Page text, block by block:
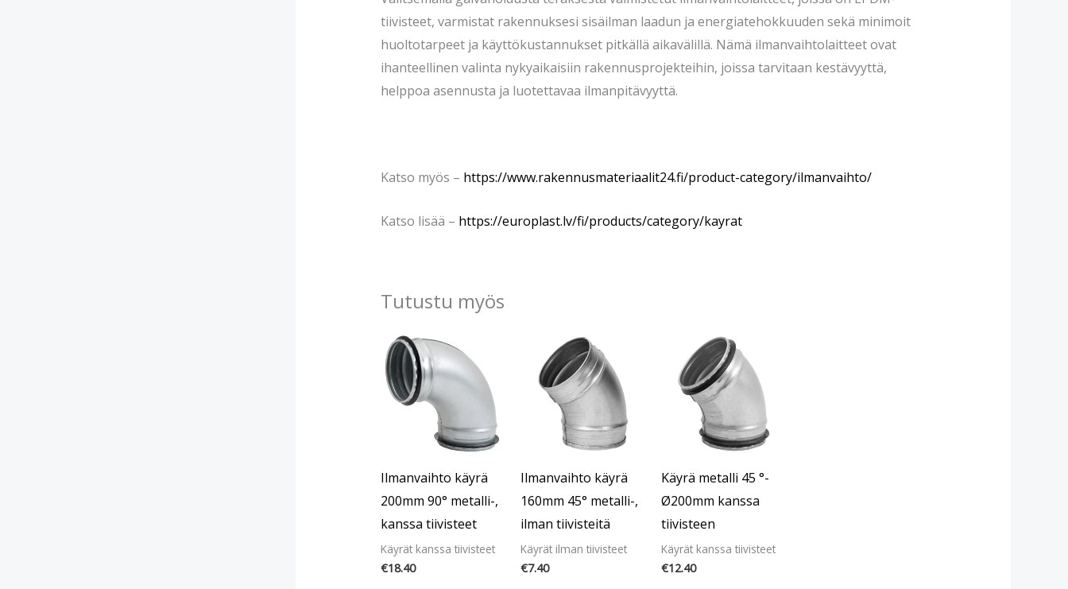
tiivisteet, varmistat rakennuksesi sisäilman laadun ja energiatehokkuuden sekä minimoit
huoltotarpeet ja käyttökustannukset pitkällä aikavälillä. Nämä ilmanvaihtolaitteet ovat
ihanteellinen valinta nykyaikaisiin rakennusprojekteihin, joissa tarvitaan kestävyyttä,
helppoa asennusta ja luotettavaa ilmanpitävyyttä.
Katso myös – https://www.rakennusmateriaalit24.fi/product-category/ilmanvaihto/
Katso lisää – https://europlast.lv/fi/products/category/kayrat
Tutustu myös
Ilmanvaihto käyrä
200mm 90° metalli-,
kanssa tiivisteet
Käyrät kanssa tiivisteet
€18.40
Ilmanvaihto käyrä
160mm 45° metalli-,
ilman tiivisteitä
Käyrät ilman tiivisteet
€7.40
Käyrä metalli 45 °-
Ø200mm kanssa
tiivisteen
Käyrät kanssa tiivisteet
€12.40